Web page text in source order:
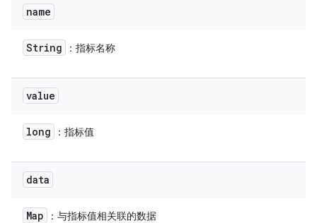
name
String ：指标名称
value
long ：指标值
data
Map ：与指标值相关联的数据